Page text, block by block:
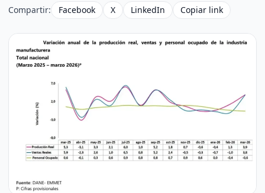
Compartir: Facebook X LinkedIn Copiar link